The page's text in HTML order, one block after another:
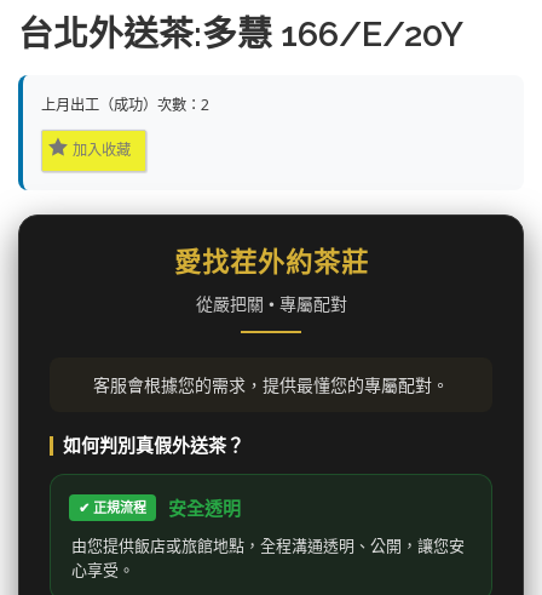
台北外送茶:多慧 166/E/20Y
上月出工（成功）次數：2
加入收藏
愛找茬外約茶莊
從嚴把關 • 專屬配對
客服會根據您的需求，提供最懂您的專屬配對。
如何判別真假外送茶？
✔ 正規流程 安全透明
由您提供飯店或旅館地點，全程溝通透明、公開，讓您安
心享受。